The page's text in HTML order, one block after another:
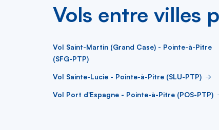
Vols entre villes
Vol Saint-Martin (Grand Case) - Pointe-à-Pitre
(SFG-PTP)
Vol Sainte-Lucie - Pointe-à-Pitre (SLU-PTP)
Vol Port d'Espagne - Pointe-à-Pitre (POS-PTP)